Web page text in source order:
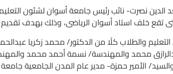
نصرت- نائب رئيس جامعة أسوان لشئون التعليم
والتى تقع خلف استاد أسوان الرياضى، وذلك بهدف
والطلاب كلًا من الدكتور/ محمد زكريا
محمد والمهندسة/ نسمة أحمد محمد
الأمير حمزة- مدير عام المدن الجامعية